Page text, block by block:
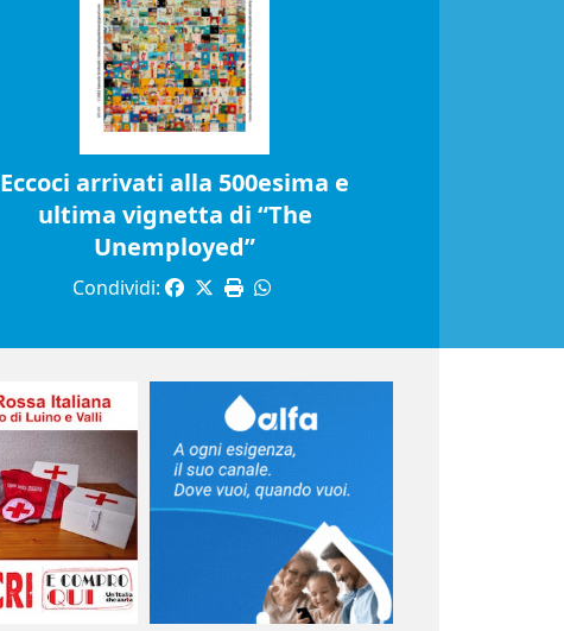
Eccoci arrivati alla 500esima e
ultima vignetta di “The
Unemployed”
Condividi: